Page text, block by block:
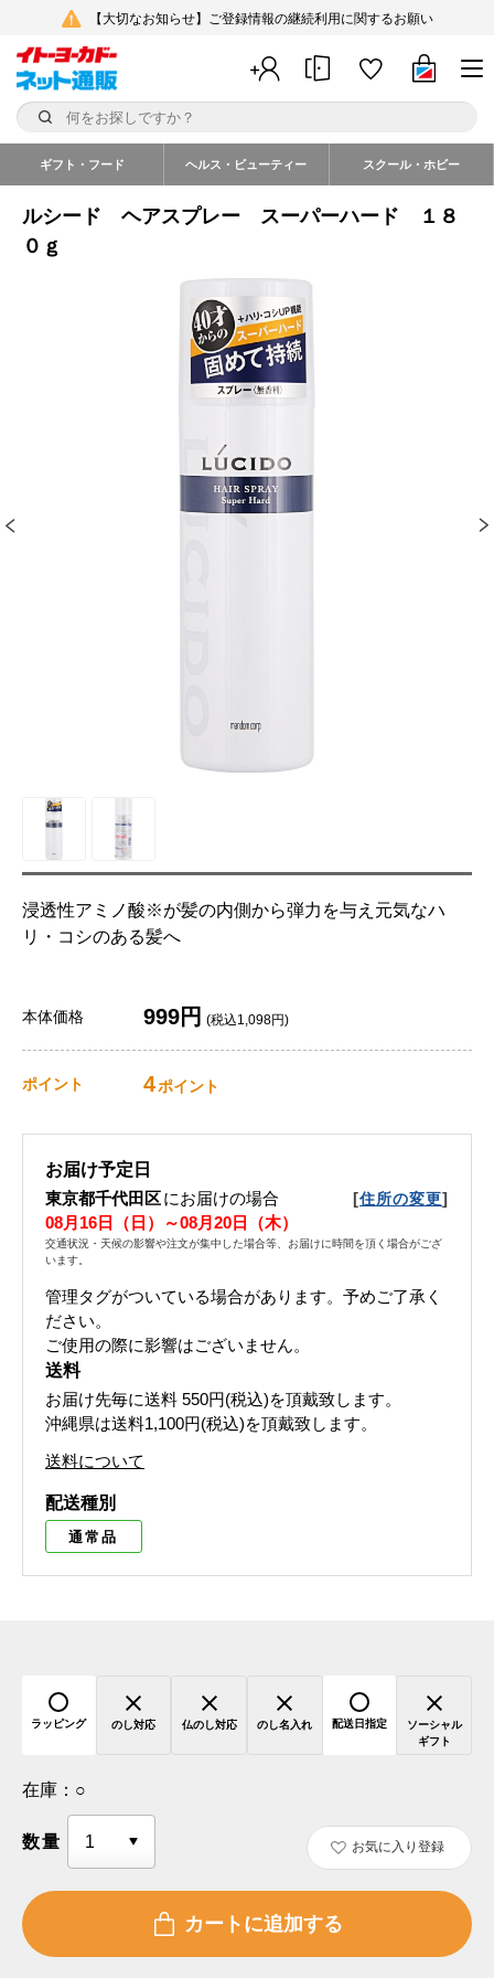
【大切なお知らせ】ご登録情報の継続利用に関するお願い
ギフト・フード ヘルス・ビューティー スクール・ホビー
ルシード ヘアスプレー スーパーハード １８
０ｇ
浸透性アミノ酸※が髪の内側から弾力を与え元気なハ
リ・コシのある髪へ
本体価格 999円 (税込1,098円)
ポイント 4ポイント
お届け予定日
東京都千代田区にお届けの場合 [住所の変更]
08月16日（日）～08月20日（木）
交通状況・天候の影響や注文が集中した場合等、お届けに時間を頂く場合がござ
います。
管理タグがついている場合があります。予めご了承く
ださい。
ご使用の際に影響はございません。
送料
お届け先毎に送料 550円(税込)を頂戴致します。
沖縄県は送料1,100円(税込)を頂戴致します。
送料について
配送種別
通常品
ラッピング のし対応 仏のし対応 のし名入れ 配送日指定
ソーシャル
ギフト
在庫： ○
数量 お気に入り登録